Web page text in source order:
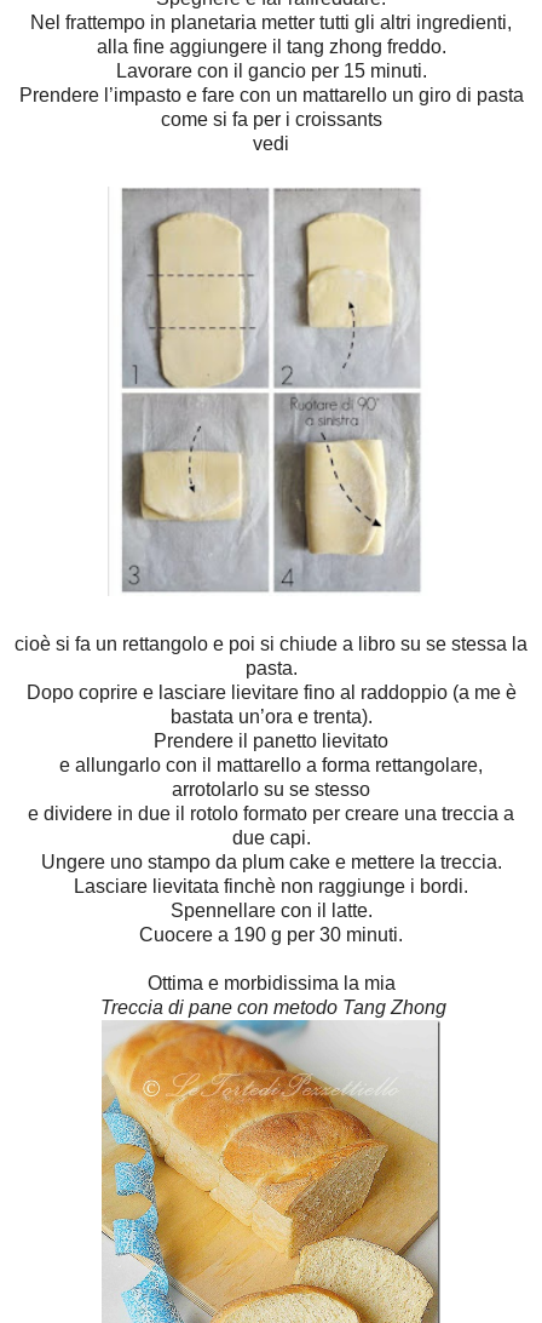
Nel frattempo in planetaria metter tutti gli altri ingredienti,
alla fine aggiungere il tang zhong freddo.
Lavorare con il gancio per 15 minuti.
Prendere l’impasto e fare con un mattarello un giro di pasta
come si fa per i croissants
vedi
cioè si fa un rettangolo e poi si chiude a libro su se stessa la
pasta.
Dopo coprire e lasciare lievitare fino al raddoppio (a me è
bastata un’ora e trenta).
Prendere il panetto lievitato
e allungarlo con il mattarello a forma rettangolare,
arrotolarlo su se stesso
e dividere in due il rotolo formato per creare una treccia a
due capi.
Ungere uno stampo da plum cake e mettere la treccia.
Lasciare lievitata finchè non raggiunge i bordi.
Spennellare con il latte.
Cuocere a 190 g per 30 minuti.
Ottima e morbidissima la mia
Treccia di pane con metodo Tang Zhong